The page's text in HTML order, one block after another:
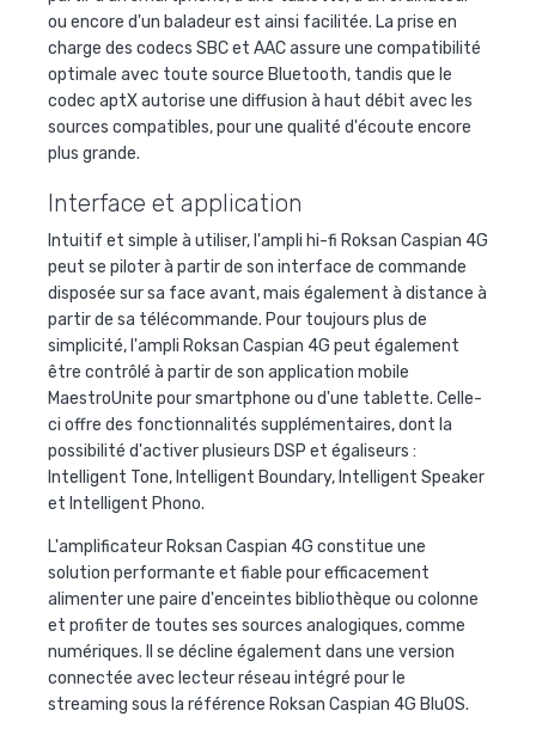
ou encore d'un baladeur est ainsi facilitée. La prise en
charge des codecs SBC et AAC assure une compatibilité
optimale avec toute source Bluetooth, tandis que le
codec aptX autorise une diffusion à haut débit avec les
sources compatibles, pour une qualité d'écoute encore
plus grande.
Interface et application
Intuitif et simple à utiliser, l'ampli hi-fi Roksan Caspian 4G
peut se piloter à partir de son interface de commande
disposée sur sa face avant, mais également à distance à
partir de sa télécommande. Pour toujours plus de
simplicité, l'ampli Roksan Caspian 4G peut également
être contrôlé à partir de son application mobile
MaestroUnite pour smartphone ou d'une tablette. Celle-
ci offre des fonctionnalités supplémentaires, dont la
possibilité d'activer plusieurs DSP et égaliseurs :
Intelligent Tone, Intelligent Boundary, Intelligent Speaker
et Intelligent Phono.
L'amplificateur Roksan Caspian 4G constitue une
solution performante et fiable pour efficacement
alimenter une paire d'enceintes bibliothèque ou colonne
et profiter de toutes ses sources analogiques, comme
numériques. Il se décline également dans une version
connectée avec lecteur réseau intégré pour le
streaming sous la référence Roksan Caspian 4G BluOS.